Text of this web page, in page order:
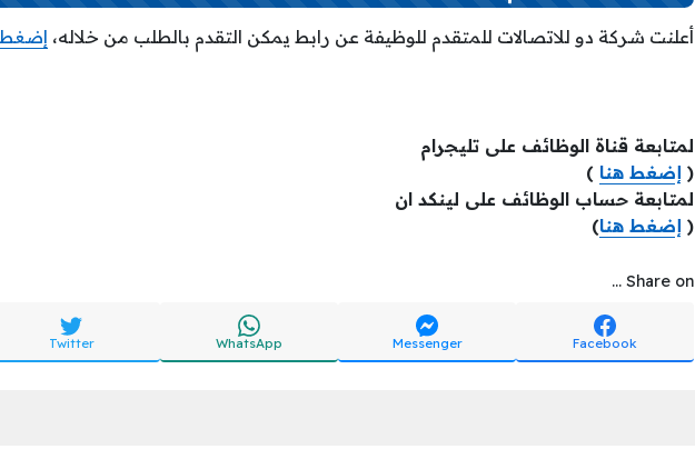
أعلنت شركة دو للاتصالات للمتقدم للوظيفة عن رابط يمكن التقدم بالطلب من خلاله، إضغط
لمتابعة قناة الوظائف على تليجرام
( إضغط هنا )
لمتابعة حساب الوظائف على لينكد ان
( إضغط هنا)
Share on ...
Facebook
Messenger
WhatsApp
Twitter